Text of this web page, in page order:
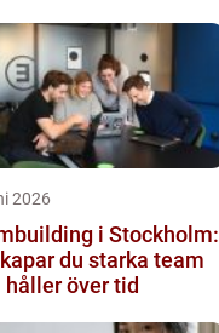
2026
i Stockholm:
du starka team
håller över tid